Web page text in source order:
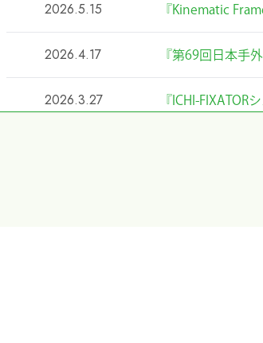
2026.5.15 『Kinematic
2026.4.17 『第69回日本手
2026.3.27 『ICHI-